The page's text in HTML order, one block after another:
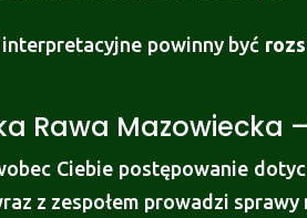
powinny być
Rawa Mazowiecka
Ciebie postępowanie
z zespołem prowadzi